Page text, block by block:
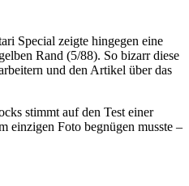
Special zeigte hingegen eine
Rand (5/88). So bizarr diese
und den Artikel über das
stimmt auf den Test einer
einzigen Foto begnügen musste –